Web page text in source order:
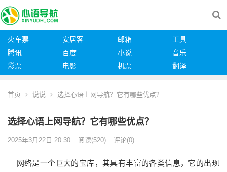
火车票 安居客 邮箱
工具
腾讯
百度 小说
音乐
彩票
电影 机票 翻译
首页 说说 选择心语上网导航？它有哪些优点？
选择心语上网导航？它有哪些优点？
2025年3月22日 20:30 阅读(520) 评论(0)
网络是一个巨大的宝库，其具有丰富的各类信息，它的出现